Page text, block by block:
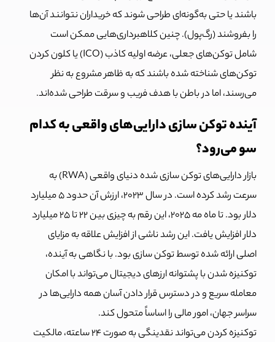
باشند یا حتی به‌گونه‌ای طراحی شوند که خریداران نتوانند آن‌ها
را بفروشند (رگ‌پول). چنین کلاهبرداری‌هایی ممکن است
شامل توکن‌های جعلی، عرضه اولیه کاذب (ICO) یا کلون کردن
توکن‌های شناخته شده باشند که به ظاهر مشروع به نظر
می‌رسند، اما در باطن با هدف فریب و سرقت طراحی شده‌اند.
آینده توکن سازی دارایی‌های واقعی به کدام
سو می‌رود؟
بازار دارایی‌های توکن سازی شده دنیای واقعی (RWA) به
سرعت رشد کرده است. در سال ۲۰۲۳، ارزش آن حدود ۵ میلیارد
دلار بود. تا ماه مه ۲۰۲۵، این رقم به چیزی بین ۲۲ تا ۲۵ میلیارد
دلار افزایش یافت. این رشد ناشی از افزایش علاقه به مزایای
اصلی ارائه شده توسط توکن سازی بود.با نگاهی به آینده،
توکنیزه شدن با پشتوانه ارزهای دیجیتال می‌تواند با امکان
معامله سریع و در دسترس قرار دادن آسان همه دارایی‌ها در
سراسر جهان، امور مالی را اساساً متحول کند.
توکنیزه کردن می‌تواند نقدینگی به صورت ۲۴ ساعته، مالکیت